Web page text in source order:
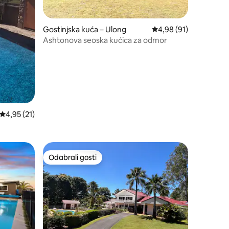
Prosječna ocjena: 4,95/5, recenzija: 21
4,95 (21)
Gostinjska kuća – Ulong Prosječna ocjena:
4,98 (91)
Ashtonova seoska kućica za odmor
„Odabrali gosti”
Odabrali gosti
Odabrali gosti